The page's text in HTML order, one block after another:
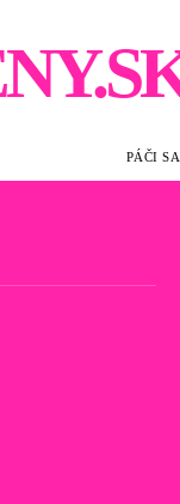
PÁČI SA